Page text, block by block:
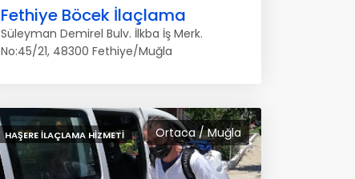
Fethiye Böcek İlaçlama
Süleyman Demirel Bulv. İlkba İş Merk.
No:45/21, 48300 Fethiye/Muğla
Ortaca / Muğla
HAŞERE İLAÇLAMA HIZMETI